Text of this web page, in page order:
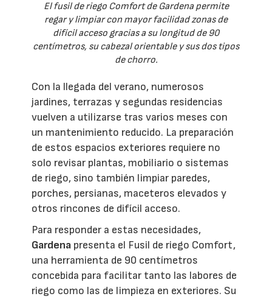
El fusil de riego Comfort de Gardena permite
regar y limpiar con mayor facilidad zonas de
difícil acceso gracias a su longitud de 90
centímetros, su cabezal orientable y sus dos tipos
de chorro.
Con la llegada del verano, numerosos
jardines, terrazas y segundas residencias
vuelven a utilizarse tras varios meses con
un mantenimiento reducido. La preparación
de estos espacios exteriores requiere no
solo revisar plantas, mobiliario o sistemas
de riego, sino también limpiar paredes,
porches, persianas, maceteros elevados y
otros rincones de difícil acceso.
Para responder a estas necesidades,
Gardena presenta el Fusil de riego Comfort,
una herramienta de 90 centímetros
concebida para facilitar tanto las labores de
riego como las de limpieza en exteriores. Su